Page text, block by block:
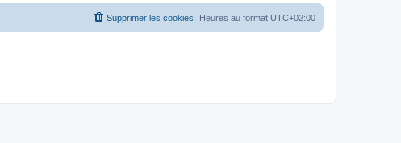
Heures au format UTC+02:00
Supprimer les cookies